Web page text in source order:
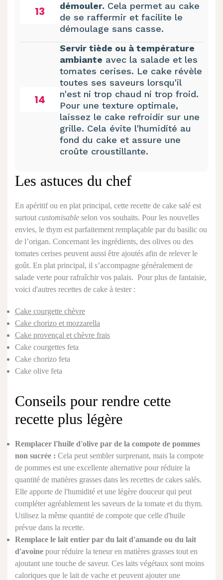
13
démouler. Cela permet au cake
de se raffermir et facilite le
démoulage sans casse.
14
Servir tiède ou à température
ambiante avec la salade et les
tomates cerises. Le cake révèle
toutes ses saveurs lorsqu'il
n'est ni trop chaud ni trop froid.
Pour une texture optimale,
laissez le cake refroidir sur une
grille. Cela évite l'humidité au
fond du cake et assure une
croûte croustillante.
Les astuces du chef
En apéritif ou en plat principal, cette recette de cake salé est
surtout customisable selon vos souhaits. Pour les nouvelles
envies, le thym est parfaitement remplaçable par du basilic ou
de l’origan. Concernant les ingrédients, des olives ou des
tomates cerises peuvent aussi être ajoutés afin de relever le
goût. En plat principal, il s’accompagne généralement de
salade verte pour rafraîchir vos palais. Pour plus de fantaisie,
voici d'autres recettes de cake à tester :
Cake courgette chèvre
Cake chorizo et mozzarella
Cake provençal et chèvre frais
Cake courgettes feta
Cake chorizo feta
Cake olive feta
Conseils pour rendre cette
recette plus légère
Remplacer l'huile d'olive par de la compote de pommes
non sucrée : Cela peut sembler surprenant, mais la compote
de pommes est une excellente alternative pour réduire la
quantité de matières grasses dans les recettes de cakes salés.
Elle apporte de l'humidité et une légère douceur qui peut
compléter agréablement les saveurs de la tomate et du thym.
Utilisez la même quantité de compote que celle d'huile
prévue dans la recette.
Remplace le lait entier par du lait d'amande ou du lait
d'avoine pour réduire la teneur en matières grasses tout en
ajoutant une touche de saveur. Ces laits végétaux sont moins
caloriques que le lait de vache et peuvent ajouter une